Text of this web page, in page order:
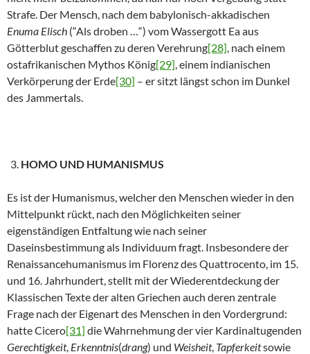
Strafe. Der Mensch, nach dem babylonisch-akkadischen
Enuma Elisch (“Als droben …“) vom Wassergott Ea aus
Götterblut geschaffen zu deren Verehrung[28], nach einem
ostafrikanischen Mythos König[29], einem indianischen
Verkörperung der Erde[30] – er sitzt längst schon im Dunkel
des Jammertals.
HOMO UND HUMANISMUS
Es ist der Humanismus, welcher den Menschen wieder in den
Mittelpunkt rückt, nach den Möglichkeiten seiner
eigenständigen Entfaltung wie nach seiner
Daseinsbestimmung als Individuum fragt. Insbesondere der
Renaissancehumanismus im Florenz des Quattrocento, im 15.
und 16. Jahrhundert, stellt mit der Wiederentdeckung der
Klassischen Texte der alten Griechen auch deren zentrale
Frage nach der Eigenart des Menschen in den Vordergrund:
hatte Cicero[31] die Wahrnehmung der vier Kardinaltugenden
Gerechtigkeit, Erkenntnis(drang) und Weisheit, Tapferkeitsowie